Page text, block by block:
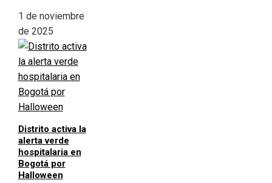
1 de noviembre
de 2025
Distrito activa la
alerta verde
hospitalaria en
Bogotá por
Halloween